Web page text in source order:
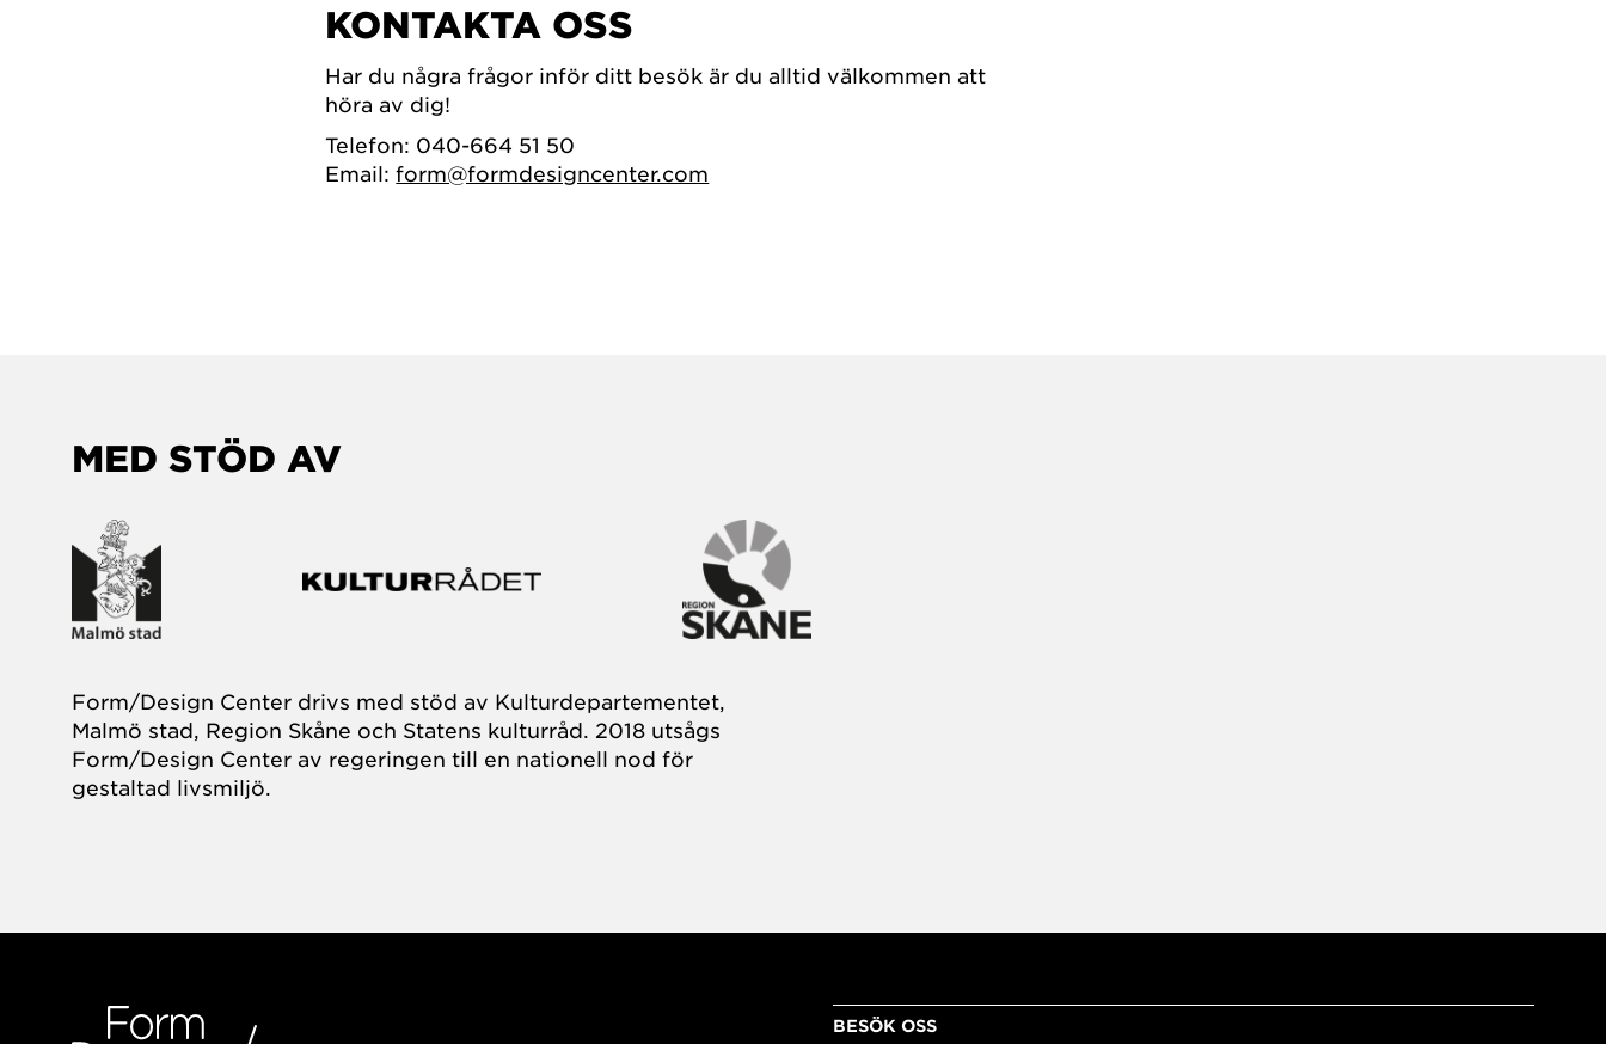
KONTAKTA OSS
Har du några frågor inför ditt besök är du alltid välkommen att
höra av dig!
Telefon: 040-664 51 50
Email:form@formdesigncenter.com
MED STÖD AV
Form/Design Center drivs med stöd av Kulturdepartementet,
Malmö stad, Region Skåne och Statens kulturråd. 2018 utsågs
Form/Design Center av regeringen till en nationell nod för
gestaltad livsmiljö.
BESÖK OSS